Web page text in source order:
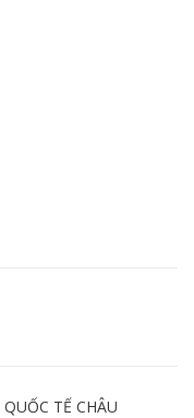
TẾ CHÂU